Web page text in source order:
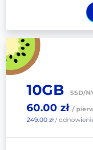
10GB SSD/
60.00 zł /
249.00 zł/